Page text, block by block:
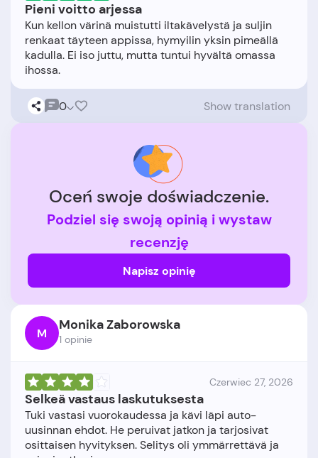
Pieni voitto arjessa
Kun kellon värinä muistutti iltakävelystä ja suljin
renkaat täyteen appissa, hymyilin yksin pimeällä
kadulla. Ei iso juttu, mutta tuntui hyvältä omassa
0 Show translation
Oceń swoje doświadczenie.
Podziel się swoją opinią i wystaw
recenzję
Napisz opinię
M Monika Zaborowska
1 opinie
Czerwiec 27, 2026
Selkeä vastaus laskutuksesta
Tuki vastasi vuorokaudessa ja kävi läpi auto-
uusinnan ehdot. He peruivat jatkon ja tarjosivat
osittaisen hyvityksen. Selitys oli ymmärrettävä ja